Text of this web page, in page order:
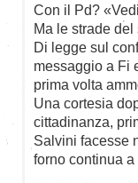
Con il Pd?
Ma le strade
Di legge sul
messaggio a Fi
prima volta
Una cortesia
cittadinanza,
Salvini facesse
forno continua